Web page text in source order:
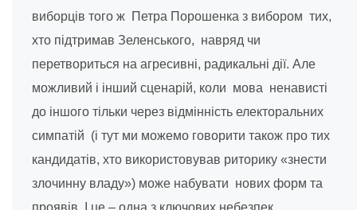
виборців того ж Петра Порошенка з вибором тих,
хто підтримав Зеленського, навряд чи
перетвориться на агресивні, радикальні дії. Але
можливий і інший сценарій, коли мова ненависті
до іншого тільки через відмінність електоральних
симпатій (і тут ми можемо говорити також про тих
кандидатів, хто використовував риторику «знести
злочинну владу») може набувати нових форм та